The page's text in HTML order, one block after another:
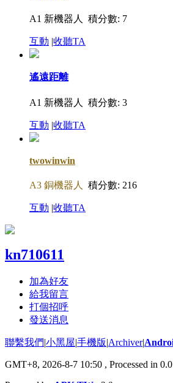
A1 新機器人 積分數: 7
互動 |收聽TA
遙遠距離
A1 新機器人 積分數: 3
互動 |收聽TA
twowinwin
A3 銅機器人 積分數: 216
互動 |收聽TA
kn710611
加為好友
給我留言
打個招呼
發送消息
聯繫我們|小黑屋|手機版|Archiver|
GMT+8, 2026-8-7 10:50 , Processed in